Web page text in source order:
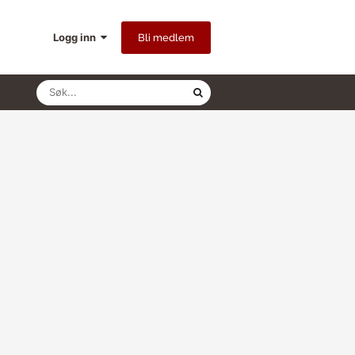
Logg inn Bli medlem